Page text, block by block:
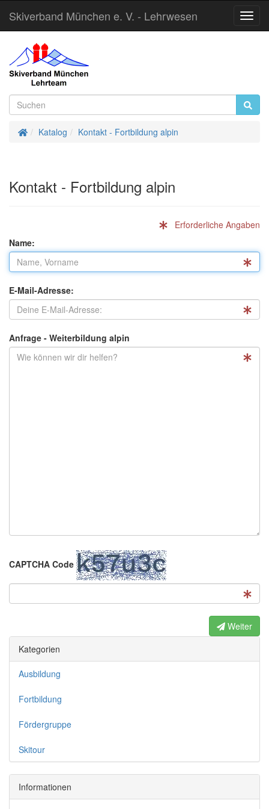
Skiverband München e. V. - Lehrwesen
Startseite
Katalog Kontakt - Fortbildung alpin
Kontakt - Fortbildung alpin
Erforderliche Angaben
Name:
E-Mail-Adresse:
Anfrage - Weiterbildung alpin
CAPTCHA Code
Weiter
Kategorien
Ausbildung
Fortbildung
Fördergruppe
Skitour
Informationen